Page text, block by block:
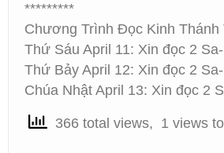
*********
Chương Trình Đọc Kinh Thánh
Thứ Sáu April 11: Xin đọc 2
Thứ Bảy April 12: Xin đọc 2
Chúa Nhật April 13: Xin đọc 2
366 total views, 1 views